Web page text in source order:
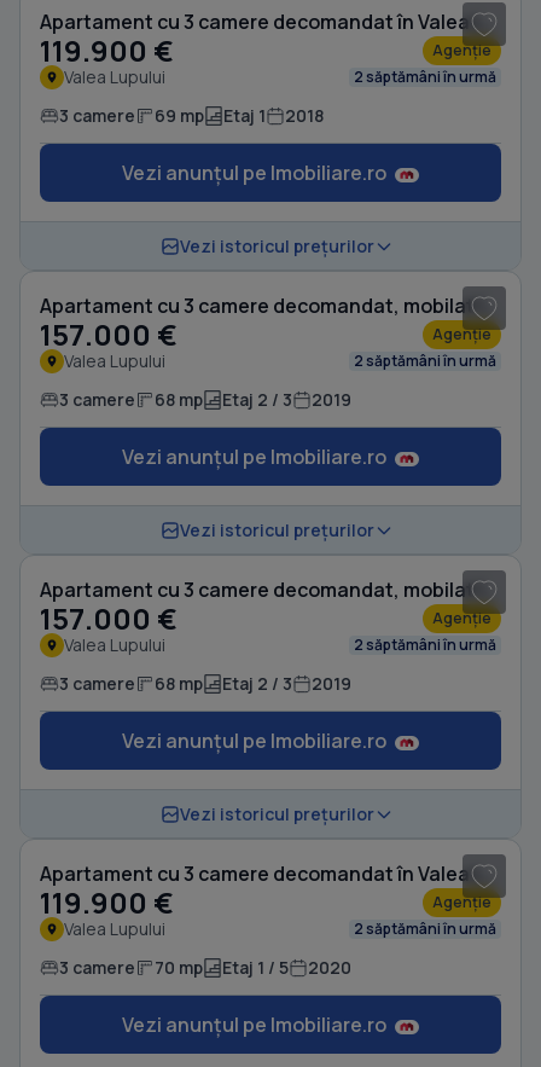
Apartament cu 3 camere decomandat în Valea Lupului
119.900 € Agenție
Valea Lupului 2 săptămâni în urmă
3 camere 69 mp Etaj 1 2018
Vezi anunțul pe Imobiliare.ro
Vezi istoricul prețurilor
Apartament cu 3 camere decomandat, mobilat în Valea Lupului
157.000 € Agenție
Valea Lupului 2 săptămâni în urmă
3 camere 68 mp Etaj 2 / 3 2019
Vezi anunțul pe Imobiliare.ro
Vezi istoricul prețurilor
Apartament cu 3 camere decomandat, mobilat în Valea Lupului
157.000 € Agenție
Valea Lupului 2 săptămâni în urmă
3 camere 68 mp Etaj 2 / 3 2019
Vezi anunțul pe Imobiliare.ro
Vezi istoricul prețurilor
Apartament cu 3 camere decomandat în Valea Lupului
119.900 € Agenție
Valea Lupului 2 săptămâni în urmă
3 camere 70 mp Etaj 1 / 5 2020
Vezi anunțul pe Imobiliare.ro